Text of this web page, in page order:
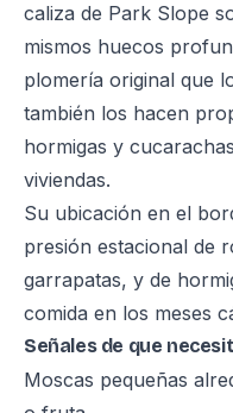
caliza de Park Slope
mismos huecos
plomería original que
también los hacen
hormigas y
viviendas.
Su ubicación en el
presión estacional de
garrapatas, y de
comida en los meses
Señales de que
Moscas pequeñas